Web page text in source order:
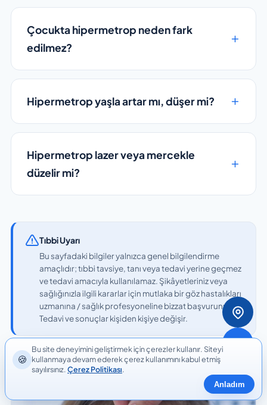
Çocukta hipermetrop neden fark
edilmez?
Hipermetrop yaşla artar mı, düşer mi?
Hipermetrop lazer veya mercekle
düzelir mi?
Tıbbi Uyarı
Bu sayfadaki bilgiler yalnızca genel bilgilendirme
amaçlıdır; tıbbi tavsiye, tanı veya tedavi yerine geçmez
ve tedavi amacıyla kullanılamaz. Şikâyetleriniz veya
sağlığınızla ilgili kararlar için mutlaka bir göz hastalıkları
uzmanına / sağlık profesyoneline bizzat başvurunuz.
Tedavi ve sonuçlar kişiden kişiye değişir.
İlgili Yazılar
🍪
Bu site deneyimini geliştirmek için çerezler kullanır. Siteyi
kullanmaya devam ederek çerez kullanımını kabul etmiş
sayılırsınız. Çerez Politikası.
Anladım